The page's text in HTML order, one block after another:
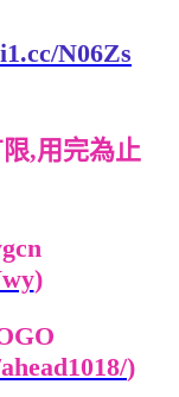
N06Zs
,用完為止
)
)